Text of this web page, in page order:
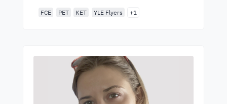
FCE PET KET YLE Flyers +1